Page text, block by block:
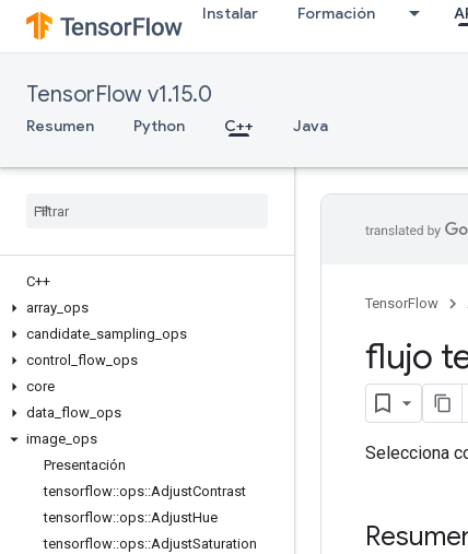
Instalar Formación
TensorFlow v1.15.0
Resumen Python C++ Java
C++
array ops
candidate sampling ops
control
flow ops
core
data flow ops
image ops
Presentación
tensorflow::ops::AdjustContrast
tensorflow::ops::AdjustHue
tensorflow::ops::AdjustSaturation
TensorFlow
flujo
Selecciona